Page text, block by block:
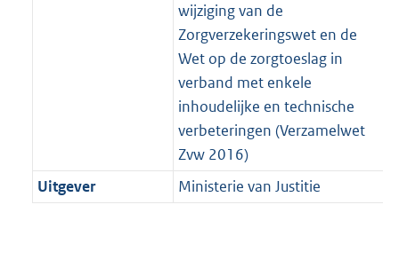
wijziging van de
Zorgverzekeringswet en de
Wet op de zorgtoeslag in
verband met enkele
inhoudelijke en technische
verbeteringen (Verzamelwet
Zvw 2016)
Uitgever
Ministerie van Justitie